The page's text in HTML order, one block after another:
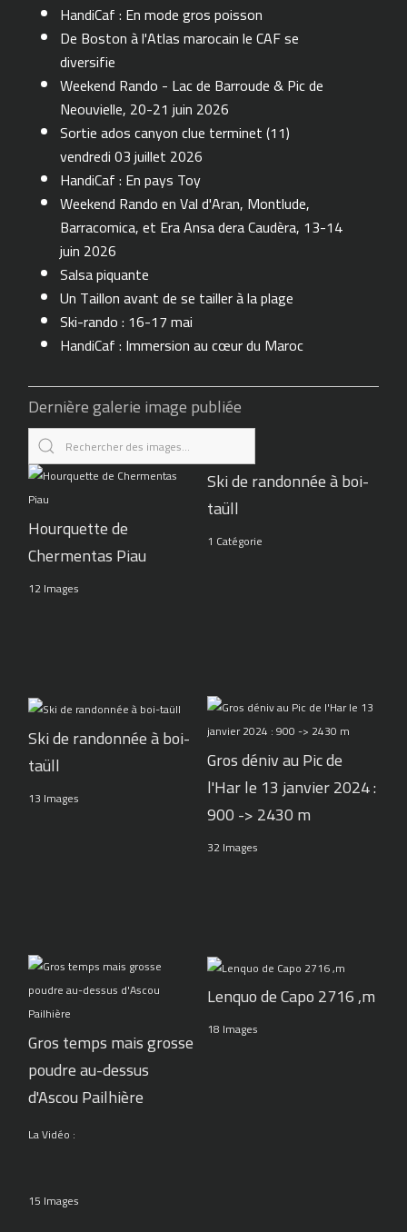
HandiCaf : En mode gros poisson
De Boston à l'Atlas marocain le CAF se
diversifie
Weekend Rando - Lac de Barroude & Pic de
Neouvielle, 20-21 juin 2026
Sortie ados canyon clue terminet (11)
vendredi 03 juillet 2026
HandiCaf : En pays Toy
Weekend Rando en Val d'Aran, Montlude,
Barracomica, et Era Ansa dera Caudèra, 13-14
juin 2026
Salsa piquante
Un Taillon avant de se tailler à la plage
Ski-rando : 16-17 mai
HandiCaf : Immersion au cœur du Maroc
Dernière galerie image publiée
Hourquette de
Chermentas Piau
12 Images
Ski de randonnée à boi-
taüll
1 Catégorie
Ski de randonnée à boi-
taüll
13 Images
Gros déniv au Pic de
l'Har le 13 janvier 2024 :
900 -> 2430 m
32 Images
Gros temps mais grosse
poudre au-dessus
d'Ascou Pailhière
La Vidéo :
15 Images
Lenquo de Capo 2716 ,m
18 Images